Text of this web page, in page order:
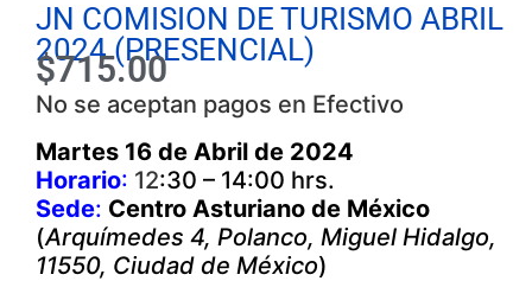
JN COMISION DE TURISMO ABRIL
2024 (PRESENCIAL)
$715.00
No se aceptan pagos en Efectivo
Martes 16 de Abril de 2024
Horario: 12:30 – 14:00 hrs.
Sede: Centro Asturiano de México
(Arquímedes 4, Polanco, Miguel Hidalgo,
11550, Ciudad de México)